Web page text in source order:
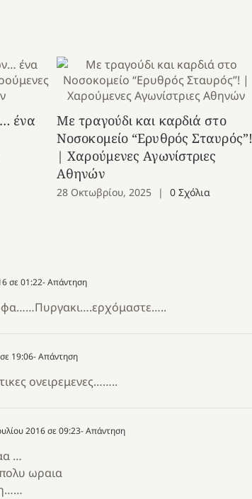
ένα
Με τραγούδι και καρδιά στο
Νοσοκομείο “Ερυθρός Σταυρός”!
| Χαρούμενες Αγωνίστριες
Αθηνών
28 Οκτωβρίου, 2025 | 0 Σχόλια
σε 01:22- Απάντηση
19:06- Απάντηση
ονειρεμενες……..
2016 σε 09:23- Απάντηση
…
ωραια